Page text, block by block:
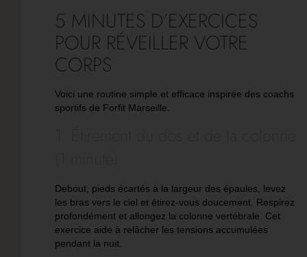
5 MINUTES D’EXERCICES
POUR RÉVEILLER VOTRE
CORPS
Voici une routine simple et efficace inspirée des coachs
sportifs de Forfit Marseille
1. Étirement du dos et de la colonne
(1 minute)
Debout, pieds écartés à la largeur des épaules, levez
les bras vers le ciel et étirez-vous doucement. Respirez
profondément et allongez la colonne vertébrale. Cet
exercice aide à relâcher les tensions accumulées
pendant la nuit.